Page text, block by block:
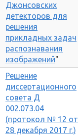
Джонсовских
детекторов для
решения
прикладных задач
распознавания
изображений"
Решение
диссертационного
совета Д
002.073.04
(протокол № 12 от
28 декабря 2017 г.)